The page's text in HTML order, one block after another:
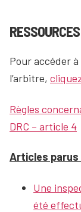
Pour accéder
l’arbitre,
Règles
DRC – article 4
Articles parus
Une
été